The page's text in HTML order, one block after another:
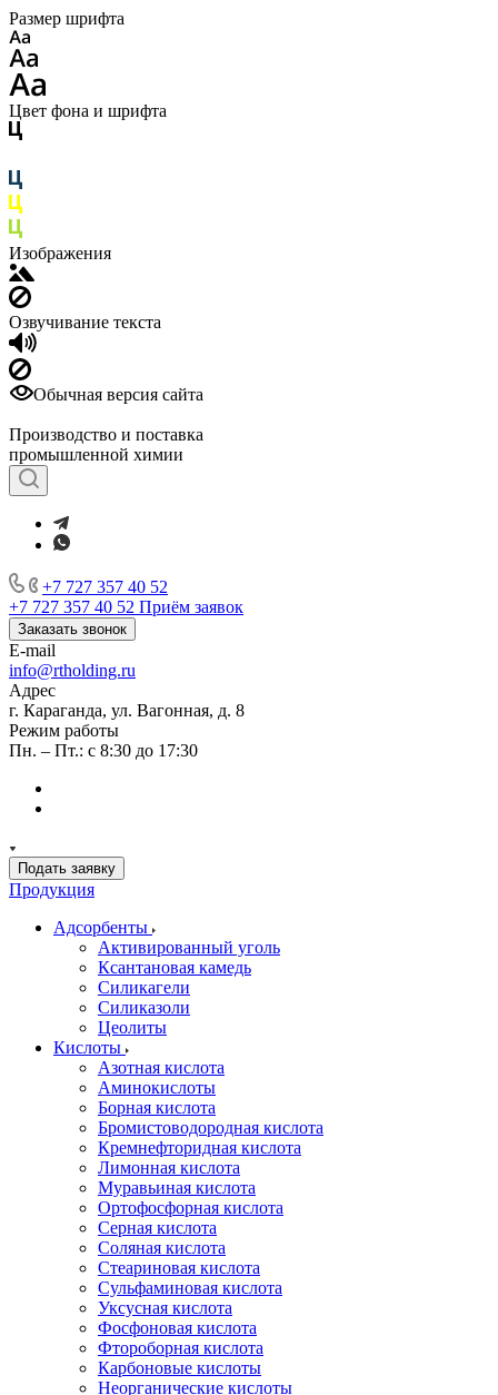
Размер шрифта
Цвет фона и шрифта
Изображения
Озвучивание текста
Обычная версия сайта
Производство и поставка
промышленной химии
+7 727 357 40 52
+7 727 357 40 52 Приём заявок
Заказать звонок
E-mail
info@rtholding.ru
Адрес
г. Караганда, ул. Вагонная, д. 8
Режим работы
Пн. – Пт.: с 8:30 до 17:30
Подать заявку
Продукция
Адсорбенты
Активированный уголь
Ксантановая камедь
Силикагели
Силиказоли
Цеолиты
Кислоты
Азотная кислота
Аминокислоты
Борная кислота
Бромистоводородная кислота
Кремнефторидная кислота
Лимонная кислота
Муравьиная кислота
Ортофосфорная кислота
Серная кислота
Соляная кислота
Стеариновая кислота
Сульфаминовая кислота
Уксусная кислота
Фосфоновая кислота
Фтороборная кислота
Карбоновые кислоты
Неорганические кислоты